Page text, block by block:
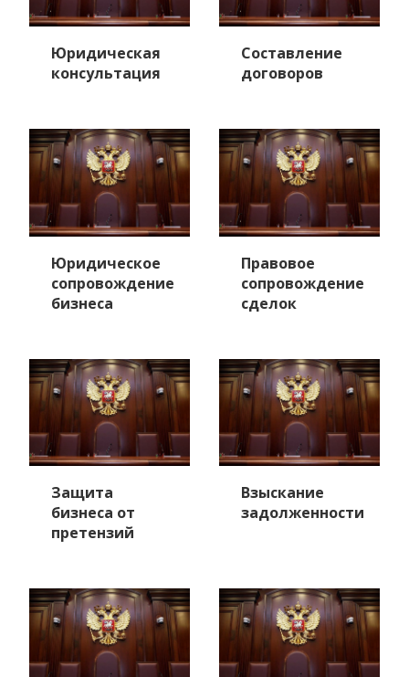
Юридическая
консультация
Составление
договоров
Юридическое
сопровождение
бизнеса
Правовое
сопровождение
сделок
Защита
бизнеса от
претензий
Взыскание
задолженности